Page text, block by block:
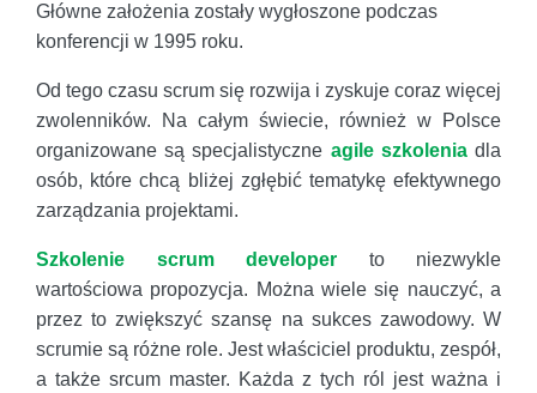
Główne założenia zostały wygłoszone podczas
konferencji w 1995 roku.
Od tego czasu scrum się rozwija i zyskuje coraz więcej
zwolenników. Na całym świecie, również w Polsce
organizowane są specjalistyczne agile szkoleniadla
osób, które chcą bliżej zgłębić tematykę efektywnego
zarządzania projektami.
Szkolenie scrum developer to niezwykle
wartościowa propozycja. Można wiele się nauczyć, a
przez to zwiększyć szansę na sukces zawodowy. W
scrumie są różne role. Jest właściciel produktu, zespół,
a także srcum master. Każda z tych ról jest ważna i